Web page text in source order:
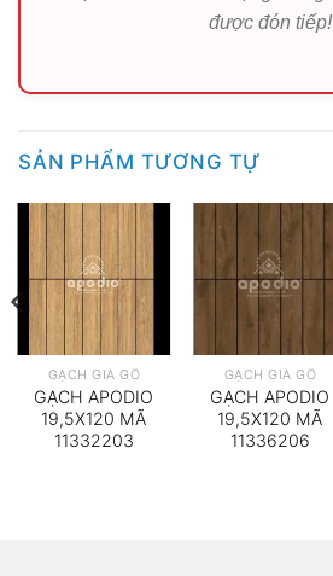
được đón tiếp!
SẢN PHẨM TƯƠNG TỰ
GẠCH GIẢ GỖ
GẠCH APODIO
19,5X120 MÃ
11332203
GẠCH GIẢ GỖ
GẠCH APODIO
19,5X120 MÃ
11336206